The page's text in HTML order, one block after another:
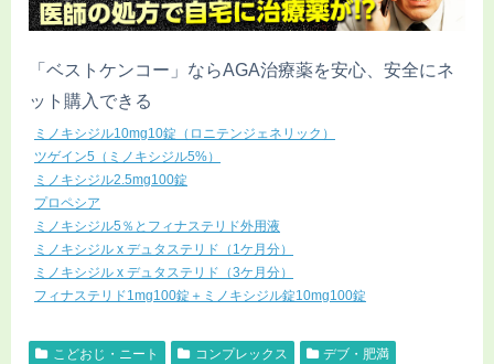
「ベストケンコー」ならAGA治療薬を安心、安全にネ
ット購入できる
ミノキシジル10mg10錠（ロニテンジェネリック）
ツゲイン5（ミノキシジル5%）
ミノキシジル2.5mg100錠
プロペシア
ミノキシジル5％とフィナステリド外用液
ミノキシジル x デュタステリド（1ケ月分）
ミノキシジル x デュタステリド（3ケ月分）
フィナステリド1mg100錠＋ミノキシジル錠10mg100錠
こどおじ・ニート コンプレックス
デブ・肥満